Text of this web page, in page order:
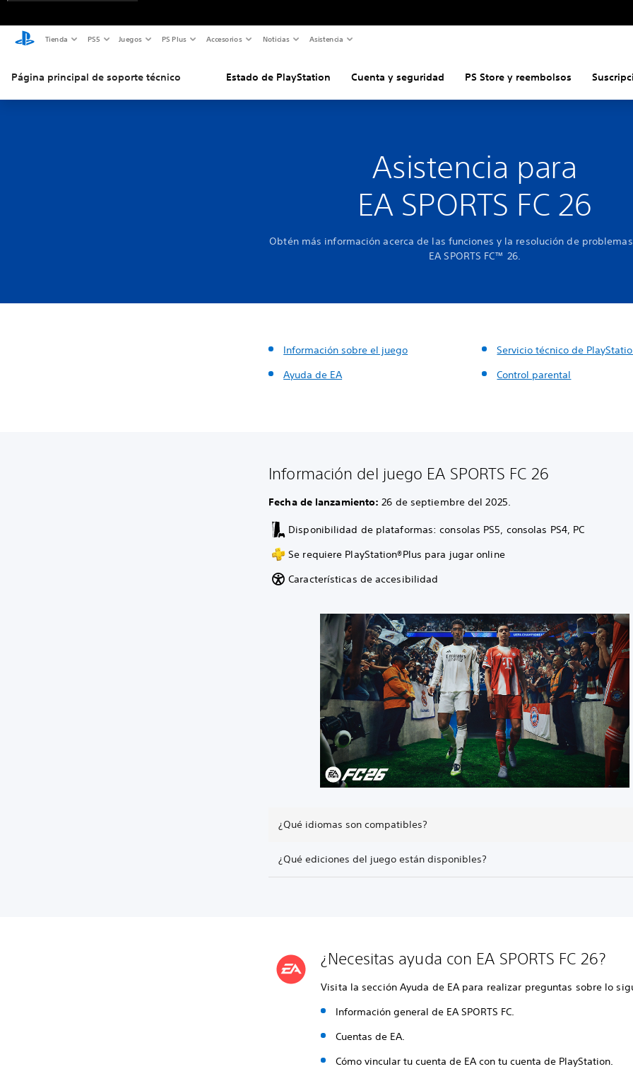
Tienda PS5 Juegos PS Plus Accesorios Noticias Asistencia
Página principal de soporte técnico Estado de PlayStation Cuenta y seguridad PS Store y reembolsos
Asistencia para
EA SPORTS FC 26
Obtén más información acerca de las funciones y la resolución de
EA SPORTS FC™ 26.
Información sobre el juego
Ayuda de EA
Servicio técnico de
Control parental
Información del juego EA SPORTS FC 26
Fecha de lanzamiento:26 de septiembre del 2025.
Disponibilidad de plataformas: consolas PS5, consolas PS4, PC
Se requiere PlayStation®Plus para jugar online
Características de accesibilidad
¿Qué idiomas son compatibles?
¿Qué ediciones del juego están disponibles?
¿Necesitas ayuda con EA SPORTS FC 26?
Visita la sección Ayuda de EA para realizar preguntas sobre lo
Información general de EA SPORTS FC.
Cuentas de EA.
Cómo vincular tu cuenta de EA con tu cuenta de PlayStation.